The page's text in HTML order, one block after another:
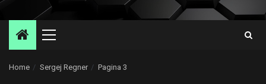
Primair
Home Sergej Regner Pagina 3